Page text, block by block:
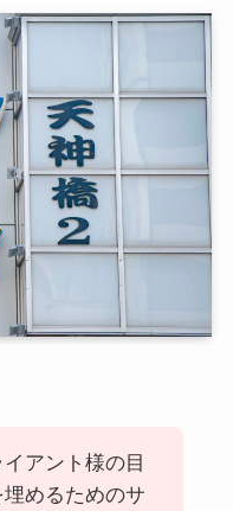
アント様の目
めるためのサ